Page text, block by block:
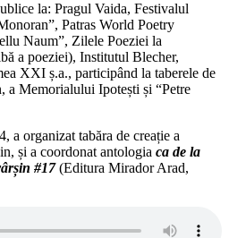
la: Pragul Vaida, Festivalul
Patras World Poetry
Naum”, Zilele Poeziei la
a poeziei), Institutul Blecher,
XXI ș.a., participând la taberele de
a Memorialului Ipotești și “Petre
a organizat tabăra de creație a
și a coordonat antologia ca de la
#17(Editura Mirador Arad,